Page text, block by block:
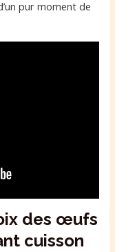
pur moment de
des œufs
cuisson